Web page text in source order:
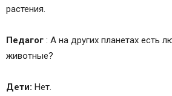
растения.
Педагог : А на других планетах есть
животные?
Дети: Нет.